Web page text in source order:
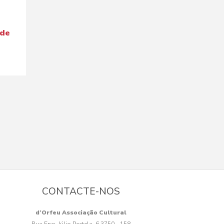
CONTACTE-NOS
d’Orfeu Associação Cultural